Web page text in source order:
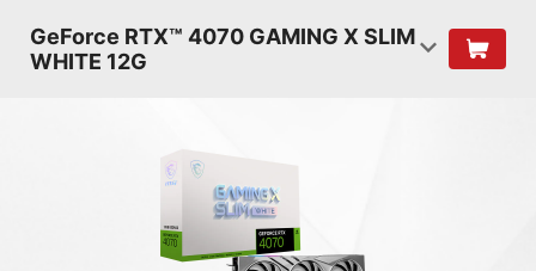
GeForce RTX™ 4070 GAMING X SLIM
WHITE 12G